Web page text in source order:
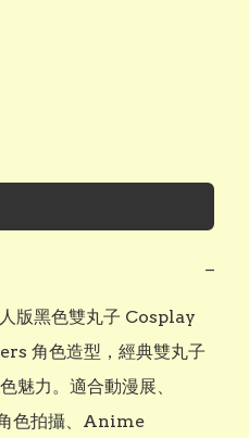
−
版黑色雙丸子 Cosplay
角色造型，經典雙丸子
魅力。適合動漫展、
色拍攝、Anime